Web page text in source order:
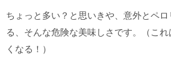
ちょっと多い？と思いきや、意外とペロ
る、そんな危険な美味しさです。（こ
くなる！）